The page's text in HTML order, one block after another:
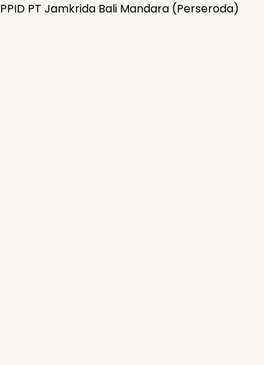
PPID PT Jamkrida Bali Mandara (Perseroda)